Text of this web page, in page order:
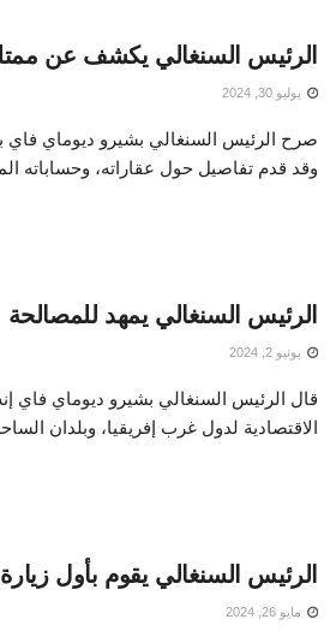
الرئيس السنغالي يكشف عن
يوليو 30, 2024
صرح الرئيس السنغالي بشيرو ديوماي فاي
وقد قدم تفاصيل حول عقاراته، وحساباته
الرئيس السنغالي يمهد
يونيو 2, 2024
قال الرئيس السنغالي بشيرو ديوماي
الاقتصادية لدول غرب إفريقيا، وبلدان
الرئيس السنغالي يقوم بأول
مايو 26, 2024